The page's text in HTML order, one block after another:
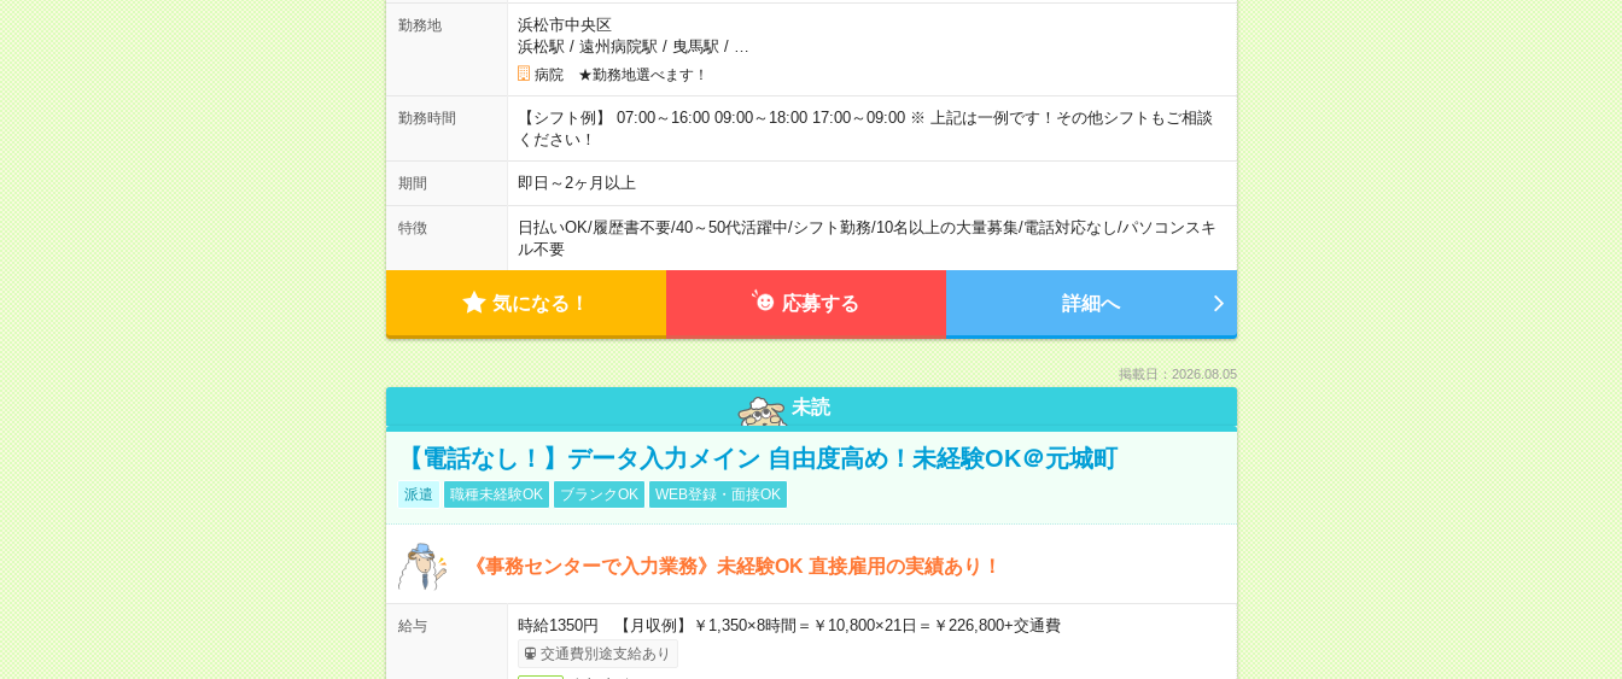
勤務地
浜松市中央区
浜松駅 / 遠州病院駅 / 曳馬駅 /
病院 ★勤務地選べます！
勤務時間
【シフト例】 07:00～16:00 09:00～18:00 17:00～09:00 ※ 上記は一例です！その他シフトもご相談
ください！
期間 即日～2ヶ月以上
特徴 日払いOK/履歴書不要/40～50代活躍中/シフト勤務/10名以上の大量募集/電話対応なし/パソコンスキ
ル不要
気になる！ 応募する 詳細へ
掲載日：2026.08.05
未読
【電話なし！】データ入力メイン 自由度高め！未経験OK＠元城町
派遣 職種未経験OK ブランクOK WEB登録・面接OK
《事務センターで入力業務》未経験OK 直接雇用の実績あり！
給与 時給1350円 【月収例】￥1,350×8時間＝￥10,800×21日＝￥226,800+交通費
交通費別途支給あり